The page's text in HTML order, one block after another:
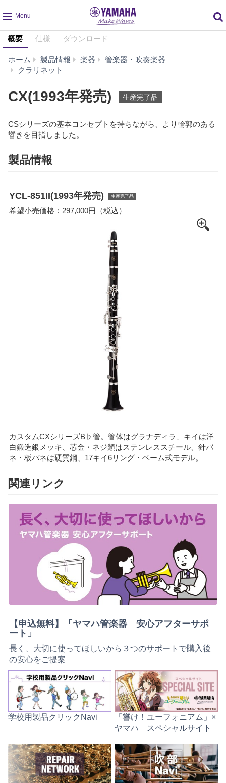
global
navigation
概要 仕様 ダウンロード
ホーム 製品情報 楽器
管楽器・吹奏楽器
クラリネット
発
売)
CX(1993年発売) 生産完了品
CSシリーズの基本コンセプトを持ちながら、より輪郭のある
響きを目指しました。
製品情報
YCL-851II(1993年発売) 生産完了品
希望小売価格：297,000円（税込）
カスタムCXシリーズB♭管。管体はグラナディラ、キイは洋
白鍛造銀メッキ、芯金・ネジ類はステンレススチール、針バ
ネ・板バネは硬質鋼、17キイ6リング・ベーム式モデル。
関連リンク
【申込無料】「ヤマハ管楽器 安心アフターサポ
ート」
長く、大切に使ってほしいから３つのサポートで購入後
の安心をご提案
学校用製品クリックNavi
「響け！ユーフォニアム」×
ヤマハ スペシャルサイト